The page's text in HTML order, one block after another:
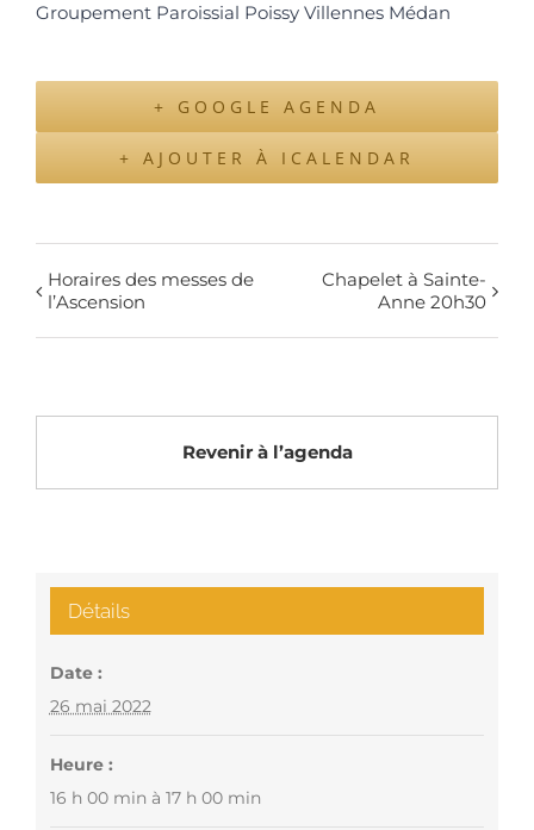
Groupement Paroissial Poissy Villennes Médan
+ GOOGLE AGENDA
+ AJOUTER À ICALENDAR
Horaires des messes de
l’Ascension
Chapelet à Sainte-
Anne 20h30
Revenir à l’agenda
Détails
Date :
26 mai 2022
Heure :
16 h 00 min à 17 h 00 min